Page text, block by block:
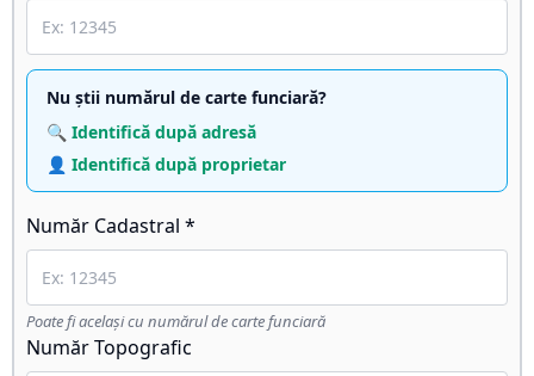
Nu știi numărul de carte funciară?
🔍 Identifică după adresă
👤 Identifică după proprietar
Număr Cadastral *
Poate fi același cu numărul de carte funciară
Număr Topografic